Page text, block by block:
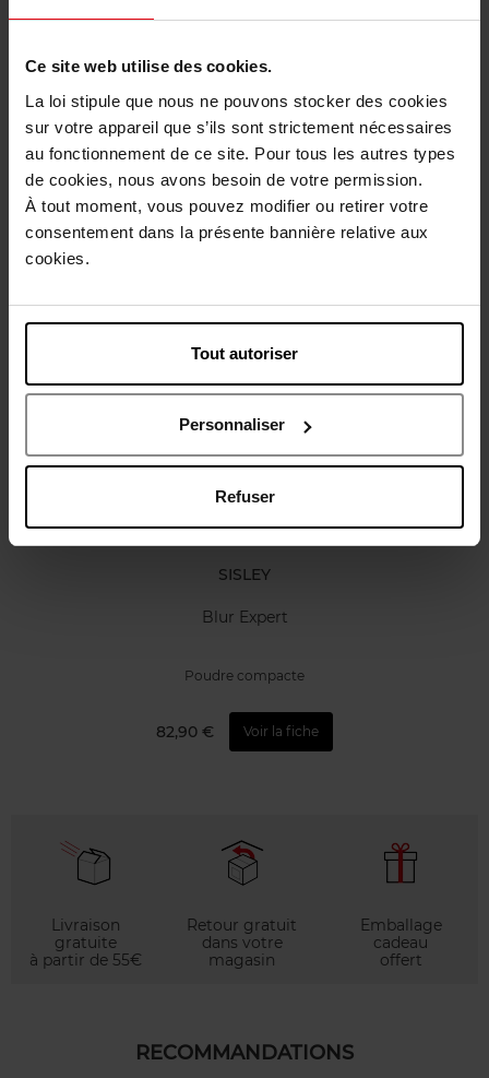
Ce site web utilise des cookies.
La loi stipule que nous ne pouvons stocker des cookies
sur votre appareil que s’ils sont strictement nécessaires
au fonctionnement de ce site. Pour tous les autres types
de cookies, nous avons besoin de votre permission.
À tout moment, vous pouvez modifier ou retirer votre
consentement dans la présente bannière relative aux
cookies.
Tout autoriser
Personnaliser
Refuser
Description
Conseil d'utilisation
Caractéristiques
Vous aimerez peut-être
SISLEY
Blur Expert
Poudre compacte
82,90 € Voir la fiche
Livraison
gratuite
à partir de 55€
Retour gratuit
dans votre
magasin
Emballage
cadeau
offert
RECOMMANDATIONS